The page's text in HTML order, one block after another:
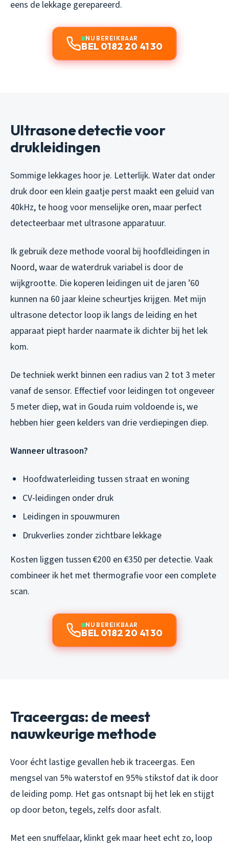
eens de lekkage gerepareerd.
NU BEREIKBAAR
BEL 0182 20 41 30
Ultrasone detectie voor
drukleidingen
Sommige lekkages hoor je. Letterlijk. Water dat onder
druk door een klein gaatje perst maakt een geluid van
40kHz, te hoog voor menselijke oren, maar perfect
detecteerbaar met ultrasone apparatuur.
Ik gebruik deze methode vooral bij hoofdleidingen in
Noord, waar de waterdruk variabel is door de
wijkgrootte. Die koperen leidingen uit de jaren ’60
kunnen na 60 jaar kleine scheurtjes krijgen. Met mijn
ultrasone detector loop ik langs de leiding en het
apparaat piept harder naarmate ik dichter bij het lek
kom.
De techniek werkt binnen een radius van 2 tot 3 meter
vanaf de sensor. Effectief voor leidingen tot ongeveer
5 meter diep, wat in Gouda ruim voldoende is, we
hebben hier geen kelders van drie verdiepingen diep.
Wanneer ultrasoon?
Hoofdwaterleiding tussen straat en woning
CV-leidingen onder druk
Leidingen in spouwmuren
Drukverlies zonder zichtbare lekkage
Kosten liggen tussen €200 en €350 per detectie. Vaak
combineer ik het met thermografie voor een complete
scan.
NU BEREIKBAAR
BEL 0182 20 41 30
Traceergas: de meest
nauwkeurige methode
Voor écht lastige gevallen heb ik traceergas. Een
mengsel van 5% waterstof en 95% stikstof dat ik door
de leiding pomp. Het gas ontsnapt bij het lek en stijgt
op door beton, tegels, zelfs door asfalt.
Met een snuffelaar, klinkt gek maar heet echt zo, loop